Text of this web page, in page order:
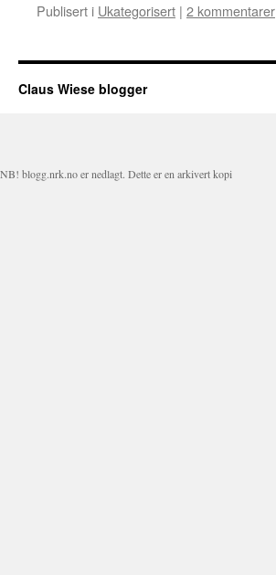
Publisert i Ukategorisert | 2 kommentarer
Claus Wiese blogger
NB! blogg.nrk.no er nedlagt. Dette er en arkivert kopi